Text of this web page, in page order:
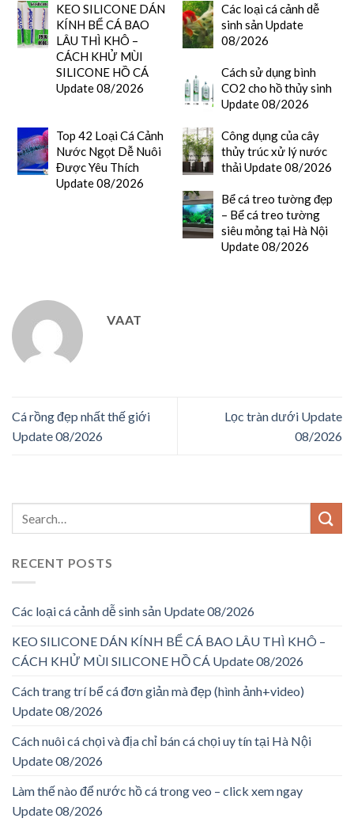
KEO SILICONE DÁN
KÍNH BỂ CÁ BAO
LÂU THÌ KHÔ –
CÁCH KHỬ MÙI
SILICONE HỒ CÁ
Update 08/2026
Các loại cá cảnh dễ
sinh sản Update
08/2026
Cách sử dụng bình
CO2 cho hồ thủy sinh
Update 08/2026
Top 42 Loại Cá Cảnh
Nước Ngọt Dễ Nuôi
Được Yêu Thích
Update 08/2026
Công dụng của cây
thủy trúc xử lý nước
thải Update 08/2026
Bể cá treo tường đẹp
– Bể cá treo tường
siêu mỏng tại Hà Nội
Update 08/2026
VAAT
Cá rồng đẹp nhất thế giới
Update 08/2026
Lọc tràn dưới Update
08/2026
RECENT POSTS
Các loại cá cảnh dễ sinh sản Update 08/2026
KEO SILICONE DÁN KÍNH BỂ CÁ BAO LÂU THÌ KHÔ –
CÁCH KHỬ MÙI SILICONE HỒ CÁ Update 08/2026
Cách trang trí bể cá đơn giản mà đẹp (hình ảnh+video)
Update 08/2026
Cách nuôi cá chọi và địa chỉ bán cá chọi uy tín tại Hà Nội
Update 08/2026
Làm thế nào để nước hồ cá trong veo – click xem ngay
Update 08/2026